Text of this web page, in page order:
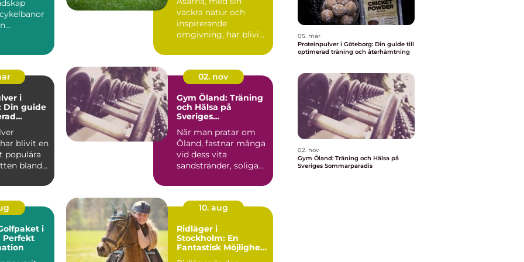
vackra natur och
inspirerande
omgivning, har blivit
destinatio...
i
Din guide
blivit en
populära
bland
02. nov
Gym Öland: Träning
och Hälsa på
Sveriges
När man pratar om
Öland, fastnar många
vid dess vita
sandstränder, soliga
i
Perfekt
10. aug
Ridläger i
Stockholm: En
Fantastisk Möjlighet
05. mar
Proteinpulver i Göteborg: Din guide till
optimerad träning och återhämtning
02. nov
Gym Öland: Träning och Hälsa på
Sveriges Sommarparadis